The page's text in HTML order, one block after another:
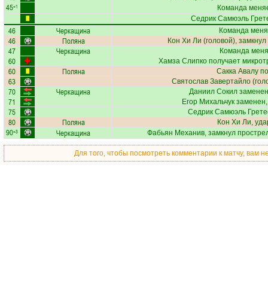
45+1
Команда
Седрик Самюэль
46 Черкащина Команда
46 Поляна Кон Хи Ли (головой),
47 Черкащина Команда
60 Хамза Слипко получает
60 Поляна Сакка Авалу
63 Святослав Завертайло
70 Черкащина Даниил Сокил
71 Егор Михальчук
75 Седрик Самюэль
80 Поляна Кон Хи Ли,
90+3 Черкащина Фабьян Механив, замкнул
Для того, чтобы посмотреть комментарии к матчу, вам